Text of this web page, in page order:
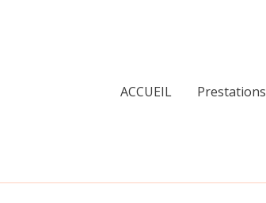
ACCUEIL Prestations